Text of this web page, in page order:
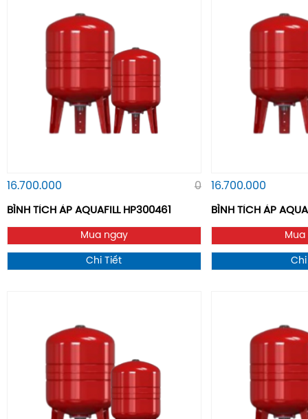
16.700.000 0
BÌNH TÍCH ÁP AQUAFILL HP300461
Mua ngay
Chi Tiết
16.700.000
BÌNH TÍCH ÁP
Mua